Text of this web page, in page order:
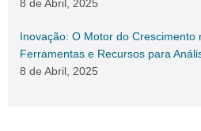
8 de Abril, 2025
Inovação: O Motor do Crescimento
Ferramentas e Recursos para
8 de Abril, 2025